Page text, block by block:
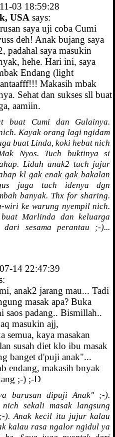
03 18:59:28
USA says:
saya uji coba Cumi
deh! Anak bujang saya
padahal saya masukin
hehe. Hari ini, saya
Endang (light
Makasih mbak
Sehat dan sukses sll buat
aamiin.
buat Cumi dan Gulainya.
Kayak orang lagi ngidam
buat Linda, koki hebat nich
Nyos. Tuch buktinya si
Lidah anak2 tuch jujur
kl gak enak gak bakalan
juga tuch idenya dgn
banyak. Thx for sharing.
wiri ke warung nyempil nich.
Marlinda dan keluarga
sesama perantau ;-)...
14 22:47:39
anak2 jarang mau... Tadi
masak apa? Buka
saos padang.. Bismillah..
masukin ajj,
semua, kaya masakan
susah diet klo ibu masak
banget d'puji anak"...
endang, makasih bnyak
;-) ;-D
barusan dipuji Anak" ;-).
sekali masak langsung
). Anak kecil itu jujur kalau
kalau rasa ngalor ngidul ya